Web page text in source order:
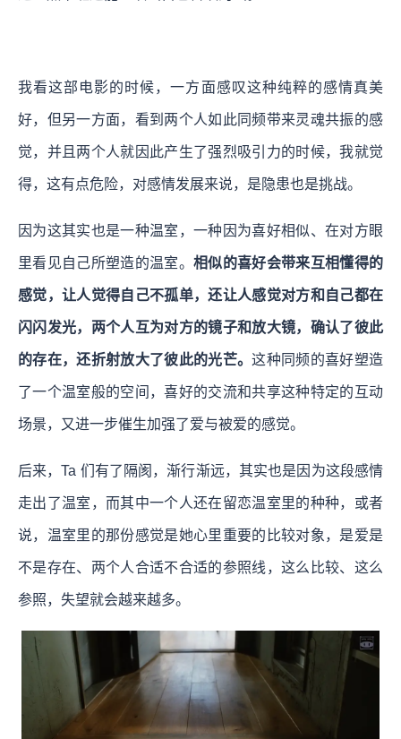
我看这部电影的时候，一方面感叹这种纯粹的感情真美
好，但另一方面，看到两个人如此同频带来灵魂共振的感
觉，并且两个人就因此产生了强烈吸引力的时候，我就觉
得，这有点危险，对感情发展来说，是隐患也是挑战。
因为这其实也是一种温室，一种因为喜好相似、在对方眼
里看见自己所塑造的温室。 相似的喜好会带来互相懂得的
感觉，让人觉得自己不孤单，还让人感觉对方和自己都在
闪闪发光，两个人互为对方的镜子和放大镜，确认了彼此
的存在，还折射放大了彼此的光芒。这种同频的喜好塑造
了一个温室般的空间，喜好的交流和共享这种特定的互动
场景，又进一步催生加强了爱与被爱的感觉。
后来，Ta 们有了隔阂，渐行渐远，其实也是因为这段感情
走出了温室，而其中一个人还在留恋温室里的种种，或者
说，温室里的那份感觉是她心里重要的比较对象，是爱是
不是存在、两个人合适不合适的参照线，这么比较、这么
参照，失望就会越来越多。